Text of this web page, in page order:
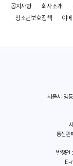
어제 뭐 먹었어?
공지사항 회사소개
청소년보호정책
이
서울시 영
통신
발행인
E-